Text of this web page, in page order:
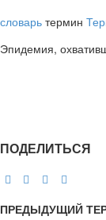
словарь термин
Эпидемия,
ПОДЕЛИТЬСЯ
ПРЕДЫДУЩИЙ